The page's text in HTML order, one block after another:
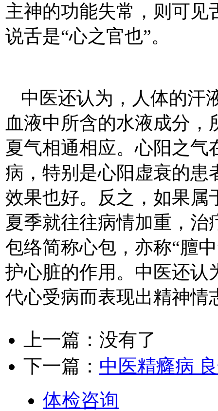
主神的功能失常，则可见
说舌是“心之官也”。
中医还认为，人体的汗
血液中所含的水液成分，
夏气相通相应。心阳之气
病，特别是心阳虚衰的患
效果也好。反之，如果属
夏季就往往病情加重，治
包络简称心包，亦称“膻
护心脏的作用。中医还认
代心受病而表现出精神情
上一篇：没有了
下一篇： 中医精癃病
体检咨询